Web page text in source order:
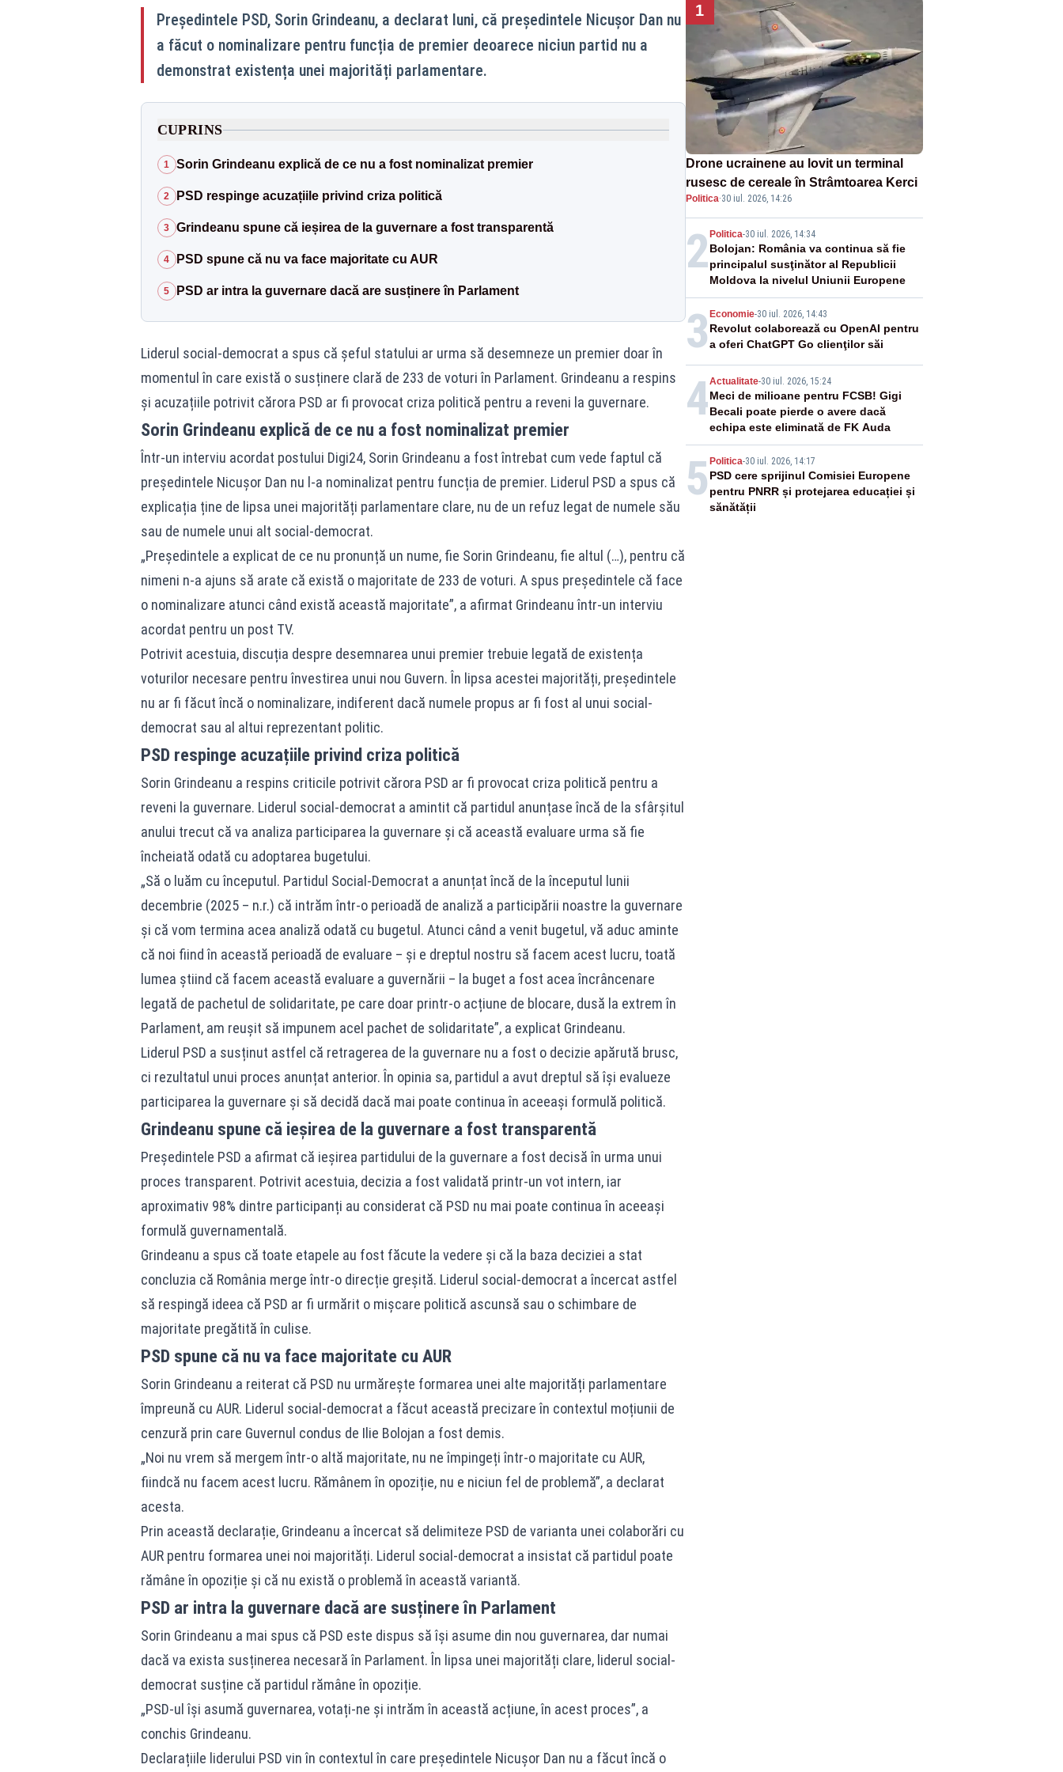
Președintele PSD, Sorin Grindeanu, a declarat luni, că președintele Nicușor Dan nu
a făcut o nominalizare pentru funcția de premier deoarece niciun partid nu a
demonstrat existența unei majorități parlamentare.
CUPRINS
1 Sorin Grindeanu explică de ce nu a fost nominalizat premier
2 PSD respinge acuzațiile privind criza politică
3 Grindeanu spune că ieșirea de la guvernare a fost transparentă
4 PSD spune că nu va face majoritate cu AUR
5 PSD ar intra la guvernare dacă are susținere în Parlament
Liderul social-democrat a spus că șeful statului ar urma să desemneze un premier doar în
momentul în care există o susținere clară de 233 de voturi în Parlament. Grindeanu a respins
și acuzațiile potrivit cărora PSD ar fi provocat criza politică pentru a reveni la guvernare.
Sorin Grindeanu explică de ce nu a fost nominalizat premier
Într-un interviu acordat postului Digi24, Sorin Grindeanu a fost întrebat cum vede faptul că
președintele Nicușor Dan nu l-a nominalizat pentru funcția de premier. Liderul PSD a spus că
explicația ține de lipsa unei majorități parlamentare clare, nu de un refuz legat de numele său
sau de numele unui alt social-democrat.
„Președintele a explicat de ce nu pronunță un nume, fie Sorin Grindeanu, fie altul (…), pentru că
nimeni n-a ajuns să arate că există o majoritate de 233 de voturi. A spus președintele că face
o nominalizare atunci când există această majoritate”, a afirmat Grindeanu într-un interviu
acordat pentru un post TV.
Potrivit acestuia, discuția despre desemnarea unui premier trebuie legată de existența
voturilor necesare pentru învestirea unui nou Guvern. În lipsa acestei majorități, președintele
nu ar fi făcut încă o nominalizare, indiferent dacă numele propus ar fi fost al unui social-
democrat sau al altui reprezentant politic.
PSD respinge acuzațiile privind criza politică
Sorin Grindeanu a respins criticile potrivit cărora PSD ar fi provocat criza politică pentru a
reveni la guvernare. Liderul social-democrat a amintit că partidul anunțase încă de la sfârșitul
anului trecut că va analiza participarea la guvernare și că această evaluare urma să fie
încheiată odată cu adoptarea bugetului.
„Să o luăm cu începutul. Partidul Social-Democrat a anunțat încă de la începutul lunii
decembrie (2025 – n.r.) că intrăm într-o perioadă de analiză a participării noastre la guvernare
și că vom termina acea analiză odată cu bugetul. Atunci când a venit bugetul, vă aduc aminte
că noi fiind în această perioadă de evaluare – și e dreptul nostru să facem acest lucru, toată
lumea știind că facem această evaluare a guvernării – la buget a fost acea încrâncenare
legată de pachetul de solidaritate, pe care doar printr-o acțiune de blocare, dusă la extrem în
Parlament, am reușit să impunem acel pachet de solidaritate”, a explicat Grindeanu.
Liderul PSD a susținut astfel că retragerea de la guvernare nu a fost o decizie apărută brusc,
ci rezultatul unui proces anunțat anterior. În opinia sa, partidul a avut dreptul să își evalueze
participarea la guvernare și să decidă dacă mai poate continua în aceeași formulă politică.
Grindeanu spune că ieșirea de la guvernare a fost transparentă
Președintele PSD a afirmat că ieșirea partidului de la guvernare a fost decisă în urma unui
proces transparent. Potrivit acestuia, decizia a fost validată printr-un vot intern, iar
aproximativ 98% dintre participanți au considerat că PSD nu mai poate continua în aceeași
formulă guvernamentală.
Grindeanu a spus că toate etapele au fost făcute la vedere și că la baza deciziei a stat
concluzia că România merge într-o direcție greșită. Liderul social-democrat a încercat astfel
să respingă ideea că PSD ar fi urmărit o mișcare politică ascunsă sau o schimbare de
majoritate pregătită în culise.
PSD spune că nu va face majoritate cu AUR
Sorin Grindeanu a reiterat că PSD nu urmărește formarea unei alte majorități parlamentare
împreună cu AUR. Liderul social-democrat a făcut această precizare în contextul moțiunii de
cenzură prin care Guvernul condus de Ilie Bolojan a fost demis.
„Noi nu vrem să mergem într-o altă majoritate, nu ne împingeți într-o majoritate cu AUR,
fiindcă nu facem acest lucru. Rămânem în opoziție, nu e niciun fel de problemă”, a declarat
acesta.
Prin această declarație, Grindeanu a încercat să delimiteze PSD de varianta unei colaborări cu
AUR pentru formarea unei noi majorități. Liderul social-democrat a insistat că partidul poate
rămâne în opoziție și că nu există o problemă în această variantă.
PSD ar intra la guvernare dacă are susținere în Parlament
Sorin Grindeanu a mai spus că PSD este dispus să își asume din nou guvernarea, dar numai
dacă va exista susținerea necesară în Parlament. În lipsa unei majorități clare, liderul social-
democrat susține că partidul rămâne în opoziție.
„PSD-ul își asumă guvernarea, votați-ne și intrăm în această acțiune, în acest proces”, a
conchis Grindeanu.
Declarațiile liderului PSD vin în contextul în care președintele Nicușor Dan nu a făcut încă o
1
Drone ucrainene au lovit un terminal
rusesc de cereale în Strâmtoarea Kerci
Politica·30 iul. 2026, 14:26
2 Politica-30 iul. 2026, 14:34
Bolojan: România va continua să fie
principalul susţinător al Republicii
Moldova la nivelul Uniunii Europene
3 Economie-30 iul. 2026, 14:43
Revolut colaborează cu OpenAI pentru
a oferi ChatGPT Go clienţilor săi
4Actualitate-30 iul. 2026, 15:24
Meci de milioane pentru FCSB! Gigi
Becali poate pierde o avere dacă
echipa este eliminată de FK Auda
5 Politica-30 iul. 2026, 14:17
PSD cere sprijinul Comisiei Europene
pentru PNRR și protejarea educației și
sănătății